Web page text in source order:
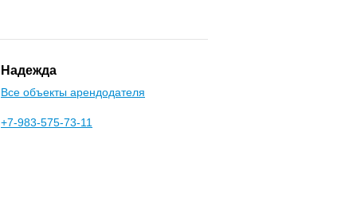
Надежда
Все объекты арендодателя
+7-983-575-73-11